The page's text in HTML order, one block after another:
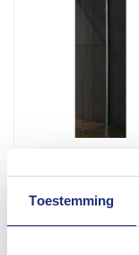
Toestemming